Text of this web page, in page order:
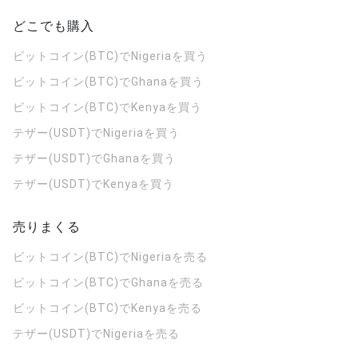
どこでも購入
ビットコイン(BTC)でNigeriaを買う
ビットコイン(BTC)でGhanaを買う
ビットコイン(BTC)でKenyaを買う
テザー(USDT)でNigeriaを買う
テザー(USDT)でGhanaを買う
テザー(USDT)でKenyaを買う
売りまくる
ビットコイン(BTC)でNigeriaを売る
ビットコイン(BTC)でGhanaを売る
ビットコイン(BTC)でKenyaを売る
テザー(USDT)でNigeriaを売る